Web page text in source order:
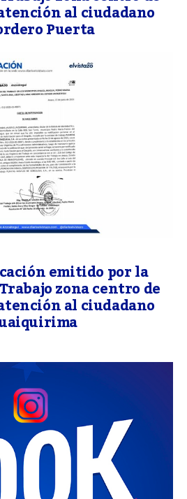
al ciudadano
Puerta
emitido por la
zona centro de
al ciudadano